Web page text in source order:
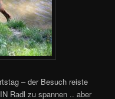
– der Besuch reiste
Radl zu spannen .. aber